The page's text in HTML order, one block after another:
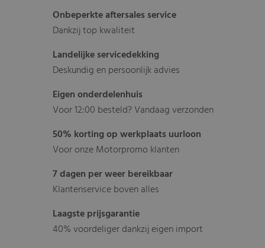
Onbeperkte aftersales service
Dankzij top kwaliteit
Landelijke servicedekking
Deskundig en persoonlijk advies
Eigen onderdelenhuis
Voor 12:00 besteld? Vandaag verzonden
50% korting op werkplaats uurloon
Voor onze Motorpromo klanten
7 dagen per weer bereikbaar
Klantenservice boven alles
Laagste prijsgarantie
40% voordeliger dankzij eigen import